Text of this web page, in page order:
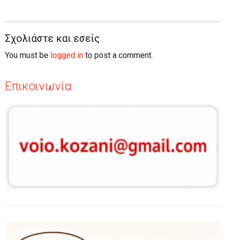
Σχολιάστε και εσείς
You must be logged in to post a comment.
Επικοινωνία